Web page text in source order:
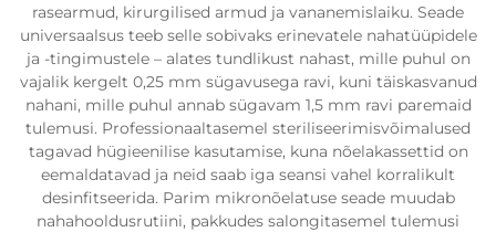
rasearmud, kirurgilised armud ja vananemislaiku. Seade
universaalsus teeb selle sobivaks erinevatele nahatüüpidele
ja -tingimustele – alates tundlikust nahast, mille puhul on
vajalik kergelt 0,25 mm sügavusega ravi, kuni täiskasvanud
nahani, mille puhul annab sügavam 1,5 mm ravi paremaid
tulemusi. Professionaaltasemel steriliseerimisvõimalused
tagavad hügieenilise kasutamise, kuna nõelakassettid on
eemaldatavad ja neid saab iga seansi vahel korralikult
desinfitseerida. Parim mikronõelatuse seade muudab
nahahooldusrutiini, pakkudes salongitasemel tulemusi